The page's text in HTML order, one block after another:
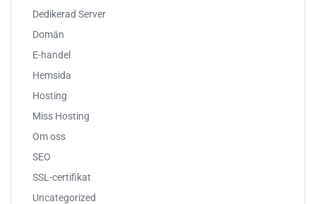
Dedikerad Server
Domän
E-handel
Hemsida
Hosting
Miss Hosting
Om oss
SEO
SSL-certifikat
Uncategorized